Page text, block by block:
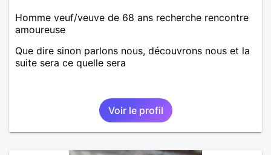
Homme veuf/veuve de 68 ans recherche rencontre
amoureuse
Que dire sinon parlons nous, découvrons nous et la
suite sera ce quelle sera
Voir le profil